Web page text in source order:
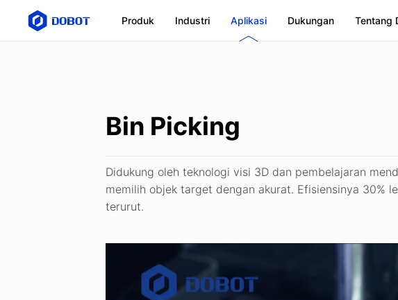
Produk Industri Aplikasi Dukungan Tentang
Bin Picking
Didukung oleh teknologi visi 3D dan pembelajaran
memilih objek target dengan akurat. Efisiensinya 30%
terurut.